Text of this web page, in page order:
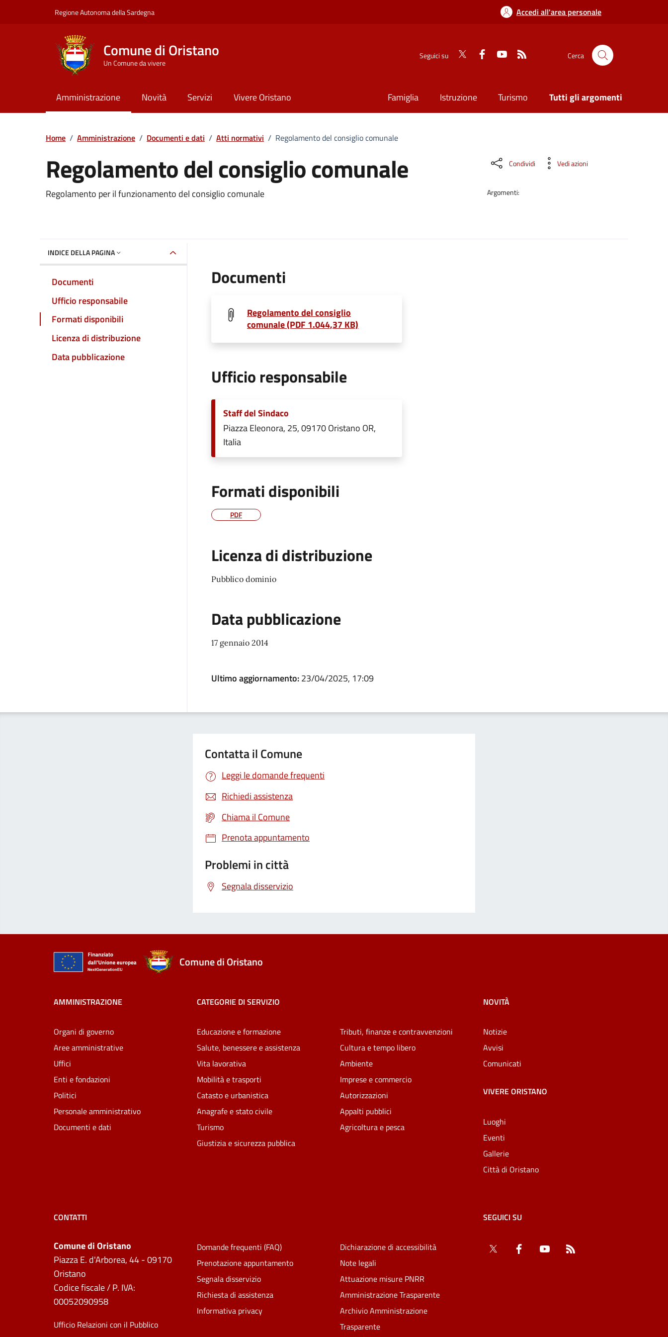
Regione Autonoma della Sardegna Accedi all'area personale
Comune di Oristano
Un Comune da vivere
Seguici su Cerca
Amministrazione Novità Servizi Vivere Oristano Famiglia Istruzione Turismo Tutti gli argomenti
Home / Amministrazione / Documenti e dati / Atti normativi / Regolamento del consiglio comunale
Regolamento del consiglio comunale
Dettaglio del documento
Regolamento per il funzionamento del consiglio comunale
Condividi Vedi azioni
Argomenti:
INDICE DELLA PAGINA
Documenti
Ufficio responsabile
Formati disponibili
Licenza di distribuzione
Data pubblicazione
Documenti
Regolamento del consiglio
comunale (PDF 1.044,37 KB)
Ufficio responsabile
Staff del Sindaco
Piazza Eleonora, 25, 09170 Oristano OR,
Italia
Formati disponibili
PDF
Licenza di distribuzione
Pubblico dominio
Data pubblicazione
17 gennaio 2014
Ultimo aggiornamento:23/04/2025, 17:09
Contatta il Comune
Leggi le domande frequenti
Richiedi assistenza
Chiama il Comune
Prenota appuntamento
Problemi in città
Segnala disservizio
Comune di Oristano
AMMINISTRAZIONE
Organi di governo
Aree amministrative
Uffici
Enti e fondazioni
Politici
Personale amministrativo
Documenti e dati
CATEGORIE DI SERVIZIO
Educazione e formazione
Salute, benessere e assistenza
Vita lavorativa
Mobilità e trasporti
Catasto e urbanistica
Anagrafe e stato civile
Turismo
Giustizia e sicurezza pubblica
Tributi, finanze e contravvenzioni
Cultura e tempo libero
Ambiente
Imprese e commercio
Autorizzazioni
Appalti pubblici
Agricoltura e pesca
NOVITÀ
Notizie
Avvisi
Comunicati
VIVERE ORISTANO
Luoghi
Eventi
Gallerie
Città di Oristano
CONTATTI
Comune di Oristano
Piazza E. d'Arborea, 44 - 09170
Oristano
Codice fiscale / P. IVA:
00052090958
Ufficio Relazioni con il Pubblico
Domande frequenti (FAQ)
Prenotazione appuntamento
Segnala disservizio
Richiesta di assistenza
Informativa privacy
Dichiarazione di accessibilità
Note legali
Attuazione misure PNRR
Amministrazione Trasparente
Archivio Amministrazione
Trasparente
SEGUICI SU
Twitter Facebook YouTube